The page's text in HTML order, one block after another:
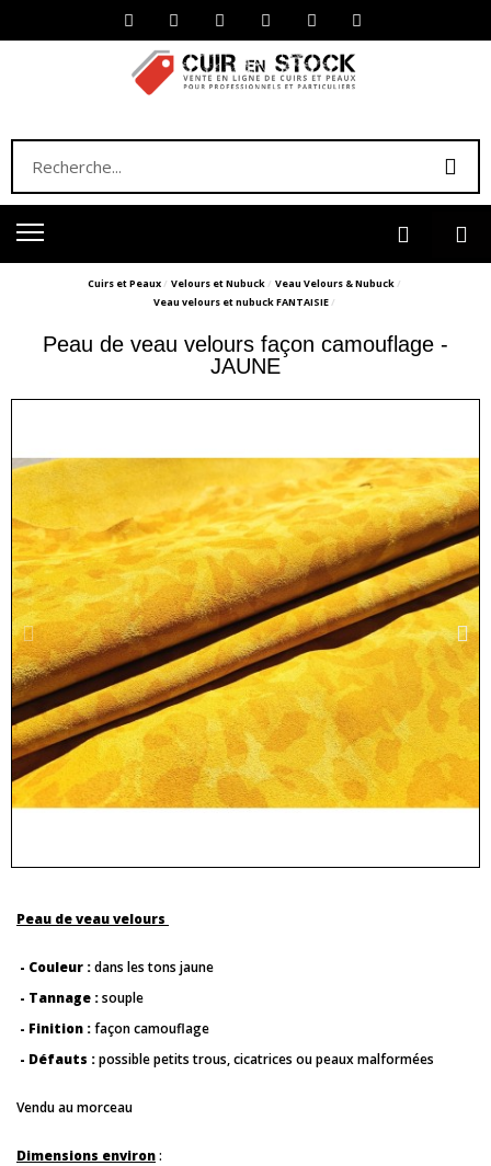
Cuirs et Peaux Velours et Nubuck
Veau Velours & Nubuck
Veau velours et nubuck FANTAISIE
Peau de veau velours façon camouflage -
JAUNE
Peau de veau velours
- Couleur :dans les tons jaune
- Tannage :souple
- Finition :façon camouflage
- Défauts :possible petits trous, cicatrices ou peaux malformées
Vendu au morceau
Dimensions environ: